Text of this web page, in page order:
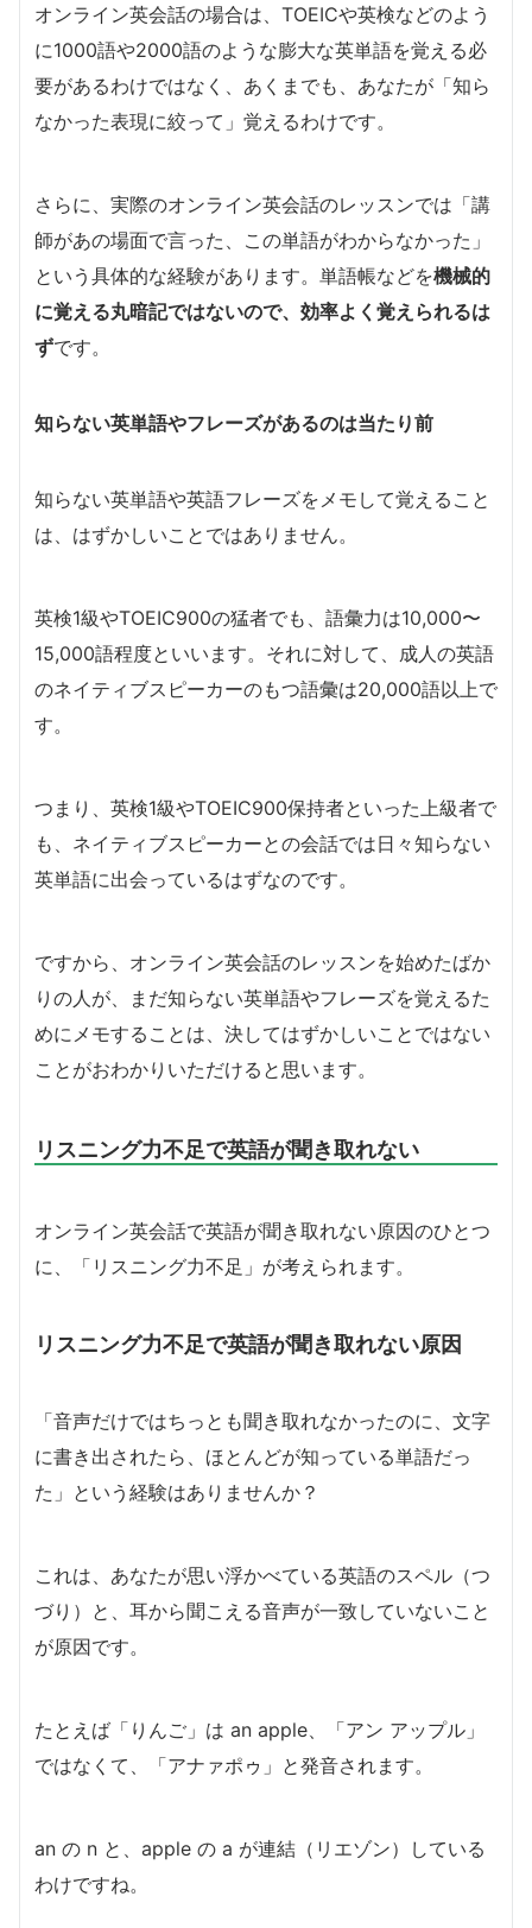
オンライン英会話の場合は、TOEICや英検などのよう
に1000語や2000語のような膨大な英単語を覚える必
要があるわけではなく、あくまでも、あなたが「知ら
なかった表現に絞って」覚えるわけです。
さらに、実際のオンライン英会話のレッスンでは「講
師があの場面で言った、この単語がわからなかった」
という具体的な経験があります。単語帳などを機械的
に覚える丸暗記ではないので、効率よく覚えられるは
ずです。
知らない英単語やフレーズがあるのは当たり前
知らない英単語や英語フレーズをメモして覚えること
は、はずかしいことではありません。
英検1級やTOEIC900の猛者でも、語彙力は10,000〜
15,000語程度といいます。それに対して、成人の英語
のネイティブスピーカーのもつ語彙は20,000語以上で
す。
つまり、英検1級やTOEIC900保持者といった上級者で
も、ネイティブスピーカーとの会話では日々知らない
英単語に出会っているはずなのです。
ですから、オンライン英会話のレッスンを始めたばか
りの人が、まだ知らない英単語やフレーズを覚えるた
めにメモすることは、決してはずかしいことではない
ことがおわかりいただけると思います。
リスニング力不足で英語が聞き取れない
オンライン英会話で英語が聞き取れない原因のひとつ
に、「リスニング力不足」が考えられます。
リスニング力不足で英語が聞き取れない原因
「音声だけではちっとも聞き取れなかったのに、文字
に書き出されたら、ほとんどが知っている単語だっ
た」という経験はありませんか？
これは、あなたが思い浮かべている英語のスペル（つ
づり）と、耳から聞こえる音声が一致していないこと
が原因です。
たとえば「りんご」は an apple、「アン アップル」
ではなくて、「アナァポゥ」と発音されます。
an の n と、apple の a が連結（リエゾン）している
わけですね。